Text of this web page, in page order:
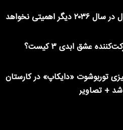
ایلان ماسک: پول در سال ۲۰۳۶ دیگر اهمیتی نخواهد
عشق ابدی ۳ کیست؟
توربوشوت «دایکاپ» در کارستان
شد + تصاویر